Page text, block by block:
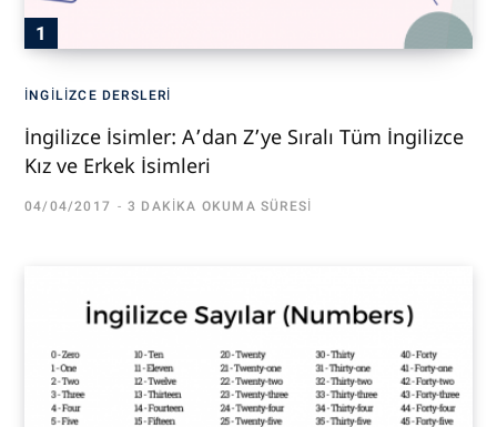
İNGILIZCE DERSLERI
İngilizce İsimler: A’dan Z’ye Sıralı Tüm İngilizce
Kız ve Erkek İsimleri
04/04/2017 3 DAKIKA OKUMA SÜRESI